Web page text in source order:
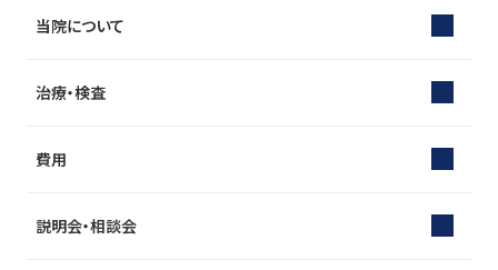
当院について
治療・検査
費用
説明会・相談会